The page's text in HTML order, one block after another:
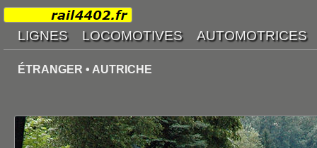
ÉTRANGER • AUTRICHE